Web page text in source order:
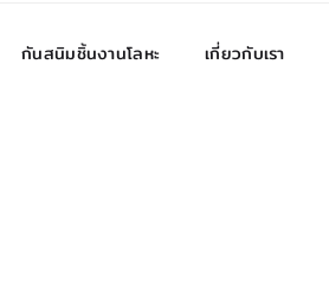
กันสนิมชิ้นงานโลหะ เกี่ยวกับเรา